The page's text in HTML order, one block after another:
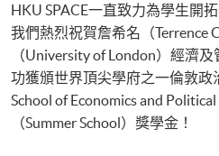
HKU SPACE一直致力為學生開
我們熱烈祝賀詹希名（
（University of London）經濟
功獲頒世界頂尖學府之一倫敦政
School of Economics and
（Summer School）獎學金！